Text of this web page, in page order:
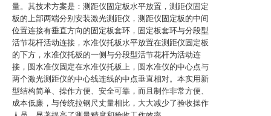
量。其技术方案是：测距仪固定板水平放置，测距仪固定
板的上部两端分别安装激光测距仪，测距仪固定板的中间
位置连接有垂直方向的固定板套环，固定板套环与分段型
活节花杆活动连接，水准仪托板水平放置在测距仪固定板
的下方，水准仪托板的一侧与分段型活节花杆为活动连
接，圆水准仪固定在水准仪托板上，圆水准仪的中心点与
两个激光测距仪的中心线连线的中点垂直相对。本实用新
型结构简单、操作方便、安全可靠，而且制作非常方便、
成本低廉，与传统拉钢尺丈量相比，大大减少了验收操作